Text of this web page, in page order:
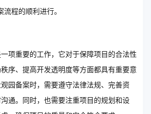
程的顺利进行。
项重要的工作，它对于保障项目的合法性
序、提高开发透明度等方面都具有重要意
园备案时，需要遵守法律法规、完善资
通。同时，也需要注重项目的规划和设